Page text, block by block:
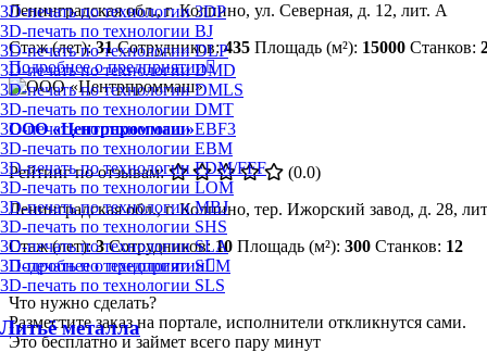
3D-печать по технологии 3DP
3D-печать по технологии BJ
3D-печать по технологии DLP
3D-печать по технологии DMD
3D-печать по технологии DMLS
3D-печать по технологии DMT
3D-печать по технологии EBF3
3D-печать по технологии EBM
3D-печать по технологии FDM/FFF
3D-печать по технологии LOM
3D-печать по технологии MBJ
3D-печать по технологии SHS
3D-печать по технологии SLA
3D-печать по технологии SLM
3D-печать по технологии SLS
Литьё металла
Ленинградская обл., г. Колпино, ул. Северная, д. 12, лит. А
Стаж (лет):31 Сотрудников:435 Площадь (м²): 15000 Станков:
Подробнее о предприятии
ООО «Центрпроммаш»
Рейтинг по отзывам:
(0.0)
Ленинградская обл., г. Колпино, тер. Ижорский завод, д. 28,
Стаж (лет):3 Сотрудников:10 Площадь (м²): 300 Станков: 12
Подробнее о предприятии
Что нужно сделать?
Разместите заказ на портале, исполнители откликнутся сами.
Это бесплатно и займет всего пару минут